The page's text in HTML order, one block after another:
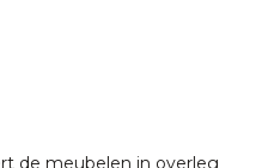
de meubelen in overleg